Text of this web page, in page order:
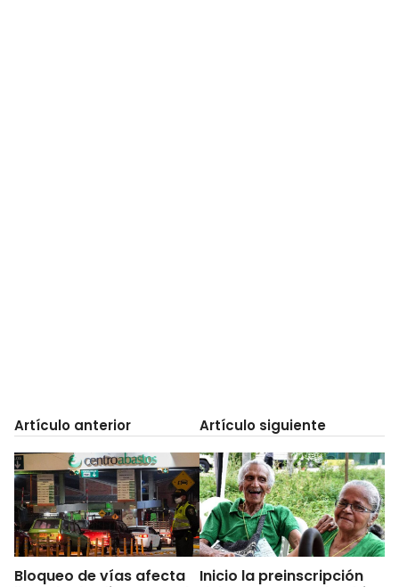
Artículo anterior
Bloqueo de vías afecta
Artículo siguiente
Inicio la preinscripción